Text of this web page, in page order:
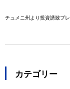
チュメニ州より投資誘致プ
カテゴリー